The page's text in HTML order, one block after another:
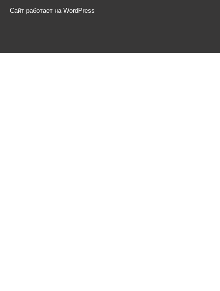
Сайт работает на WordPress